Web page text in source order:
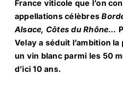
ACTUALITÉS
CONTACT
France viticole que l’on
appellations célèbres
Alsace, Côtes du Rhône…
Velay a séduit l’ambition
un vin blanc parmi les 50
d’ici 10 ans.